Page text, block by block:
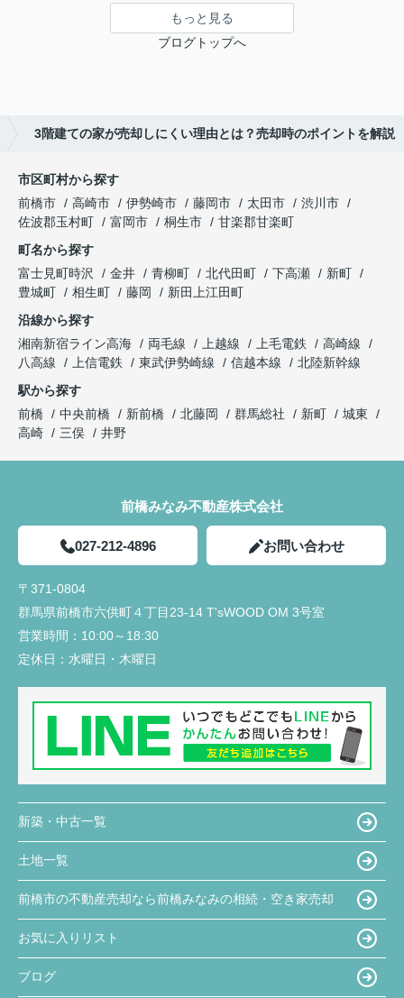
もっと見る
ブログトップへ
3階建ての家が売却しにくい理由とは？売却時のポイントを解説
市区町村から探す
前橋市
高崎市 伊勢崎市 藤岡市 太田市
渋川市
佐波郡玉村町
富岡市 桐生市
甘楽郡甘楽町
町名から探す
富士見町時沢
金井 青柳町 北代田町 下高瀬
新町
豊城町
相生町 藤岡
新田上江田町
沿線から探す
湘南新宿ライン高海
両毛線 上越線 上毛電鉄
高崎線
八高線
上信電鉄 東武伊勢崎線 信越本線
北陸新幹線
駅から探す
前橋
中央前橋 新前橋 北藤岡 群馬総社 新町
城東
高崎
三俣 井野
前橋みなみ不動産株式会社
027-212-4896 お問い合わせ
〒371-0804
群馬県前橋市六供町４丁目23‐14 T'sWOOD OM 3号室
営業時間： 10:00～18:30
定休日： 水曜日・木曜日
新築・中古一覧
土地一覧
前橋市の不動産売却なら前橋みなみの相続・空き家売却
お気に入りリスト
ブログ